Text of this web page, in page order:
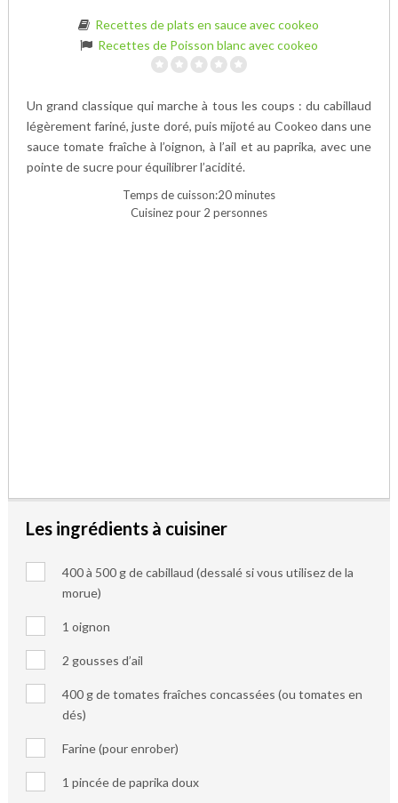
Recettes de plats en sauce avec cookeo
Recettes de Poisson blanc avec cookeo
Un grand classique qui marche à tous les coups : du cabillaud
légèrement fariné, juste doré, puis mijoté au Cookeo dans une
sauce tomate fraîche à l’oignon, à l’ail et au paprika, avec une
pointe de sucre pour équilibrer l’acidité.
Temps de cuisson:20 minutes
Cuisinez pour 2 personnes
Les ingrédients à cuisiner
400 à 500 g de cabillaud (dessalé si vous utilisez de la
morue)
1 oignon
2 gousses d’ail
400 g de tomates fraîches concassées (ou tomates en
dés)
Farine (pour enrober)
1 pincée de paprika doux